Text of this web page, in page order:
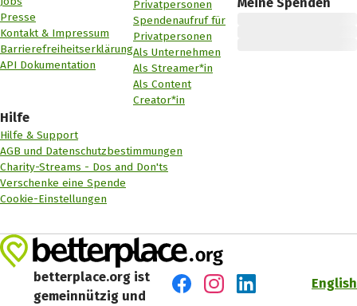
Presse
Kontakt & Impressum
Barrierefreiheitserklärung
API Dokumentation
Privatpersonen
Spendenaufruf für
Privatpersonen
Als Unternehmen
Als Streamer*in
Als Content
Creator*in
Meine Spenden
Hilfe
Hilfe & Support
AGB und Datenschutzbestimmungen
Charity-Streams - Dos and Don'ts
Verschenke eine Spende
Cookie-Einstellungen
betterplace.org ist
gemeinnützig und
English